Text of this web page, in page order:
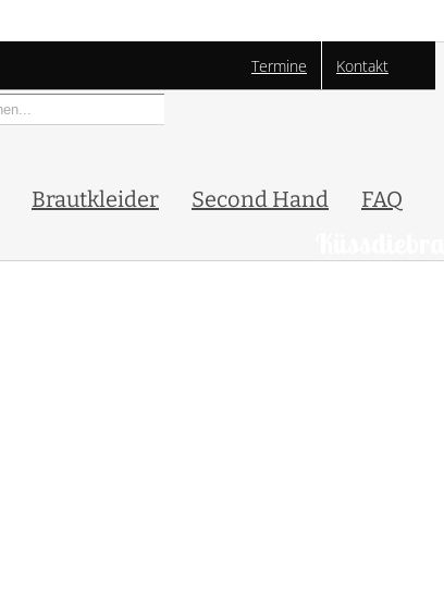
Termine Kontakt
Brautkleider Second Hand FAQ